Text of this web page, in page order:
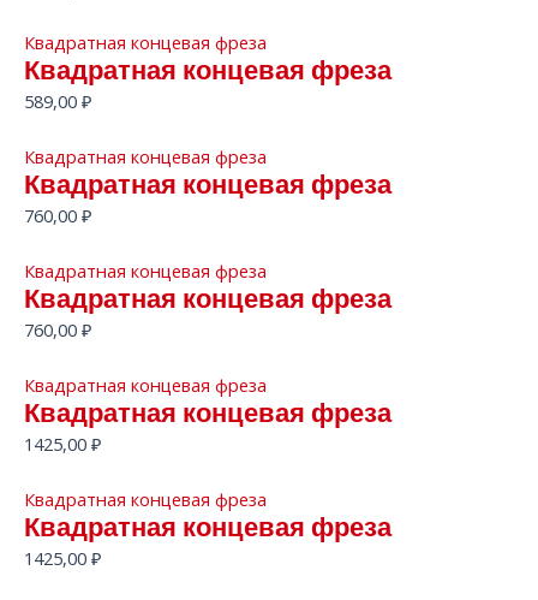
Квадратная концевая фреза
Квадратная концевая фреза
589,00 ₽
Квадратная концевая фреза
Квадратная концевая фреза
760,00 ₽
Квадратная концевая фреза
Квадратная концевая фреза
760,00 ₽
Квадратная концевая фреза
Квадратная концевая фреза
1425,00 ₽
Квадратная концевая фреза
Квадратная концевая фреза
1425,00 ₽